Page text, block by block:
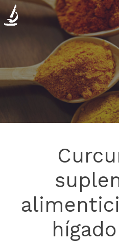
Enfermedades
Contáctanos